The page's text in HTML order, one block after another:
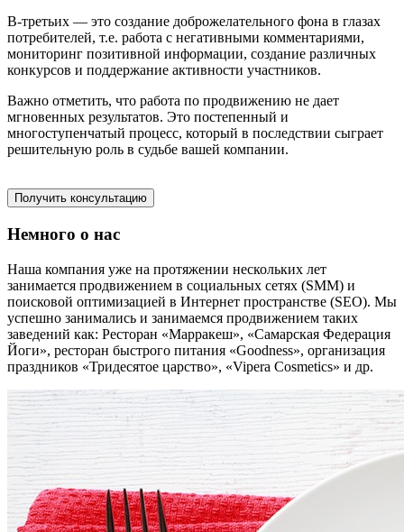
В-третьих — это создание доброжелательного фона в глазах
потребителей, т.е. работа с негативными комментариями,
мониторинг позитивной информации, создание различных
конкурсов и поддержание активности участников.
Важно отметить, что работа по продвижению не дает
мгновенных результатов. Это постепенный и
многоступенчатый процесс, который в последствии сыграет
решительную роль в судьбе вашей компании.
Получить консультацию
Немного о нас
Наша компания уже на протяжении нескольких лет
занимается продвижением в социальных сетях (SMM) и
поисковой оптимизацией в Интернет пространстве (SEO). Мы
успешно занимались и занимаемся продвижением таких
заведений как: Ресторан «Марракеш», «Самарская Федерация
Йоги», ресторан быстрого питания «Goodness», организация
праздников «Тридесятое царство», «Vipera Cosmetics» и др.